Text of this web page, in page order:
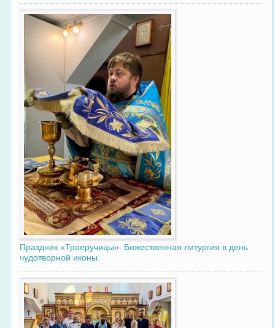
Праздник «Троеручицы»: Божественная литургия в день
чудотворной иконы.